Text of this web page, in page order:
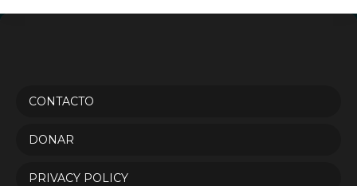
CONTACTO
DONAR
PRIVACY POLICY